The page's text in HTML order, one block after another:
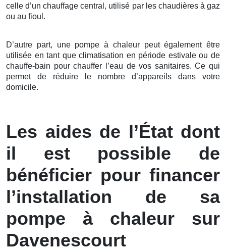
celle d’un chauffage central, utilisé par les chaudières à gaz
ou au fioul.
D’autre part, une pompe à chaleur peut également être
utilisée en tant que climatisation en période estivale ou de
chauffe-bain pour chauffer l’eau de vos sanitaires. Ce qui
permet de réduire le nombre d’appareils dans votre
domicile.
Les aides de l’État dont
il est possible de
bénéficier pour financer
l’installation de sa
pompe à chaleur sur
Davenescourt